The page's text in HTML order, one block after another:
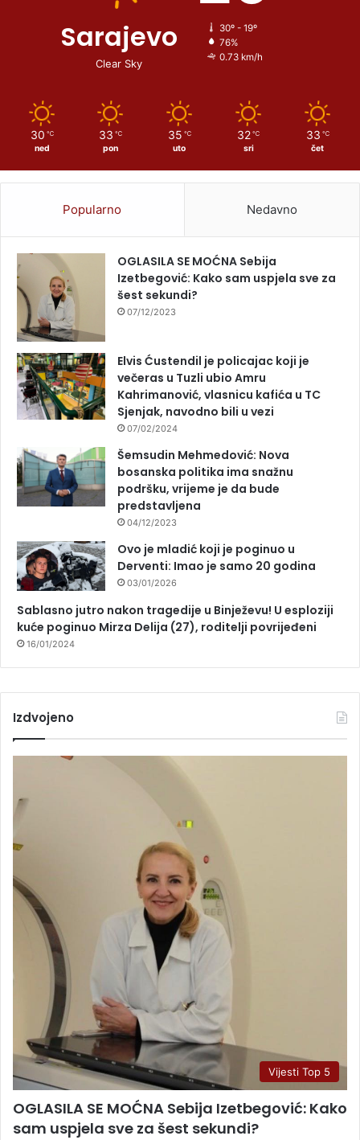
Sarajevo
Clear Sky
30º - 19º
76%
0.73 km/h
30 ℃
ned
33 ℃
pon
35 ℃
uto
32 ℃
sri
33 ℃
čet
Popularno Nedavno
OGLASILA SE MOĆNA Sebija
Izetbegović: Kako sam uspjela sve za
šest sekundi?
07/12/2023
Elvis Ćustendil je policajac koji je
večeras u Tuzli ubio Amru
Kahrimanović, vlasnicu kafića u TC
Sjenjak, navodno bili u vezi
07/02/2024
Šemsudin Mehmedović: Nova
bosanska politika ima snažnu
podršku, vrijeme je da bude
predstavljena
04/12/2023
Ovo je mladić koji je poginuo u
Derventi: Imao je samo 20 godina
03/01/2026
Sablasno jutro nakon tragedije u Binježevu! U esploziji
kuće poginuo Mirza Delija (27), roditelji povrijeđeni
16/01/2024
Izdvojeno
Vijesti Top 5
OGLASILA SE MOĆNA Sebija Izetbegović: Kako
sam uspjela sve za šest sekundi?